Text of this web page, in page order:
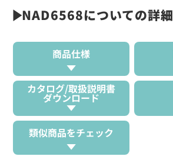
NAD6568についての詳細
商品仕様
カタログ/取扱説明書
ダウンロード
類似商品をチェック